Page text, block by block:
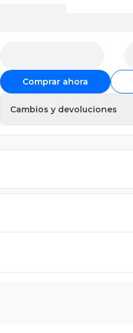
Comprar ahora
Cambios y devoluciones